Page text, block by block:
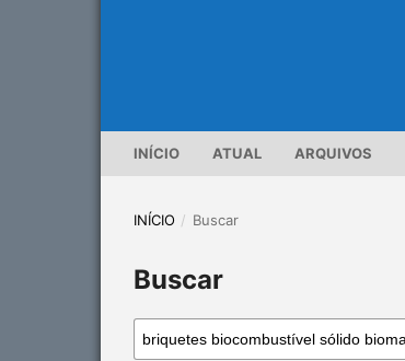
INÍCIO ATUAL ARQUIVOS
INÍCIO / Buscar
Buscar